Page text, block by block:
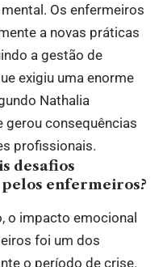
Os enfermeiros
a novas práticas
a gestão de
exigiu uma enorme
Nathalia
gerou consequências
profissionais.
desafios
enfermeiros?
o impacto emocional
foi um dos
o período de crise.